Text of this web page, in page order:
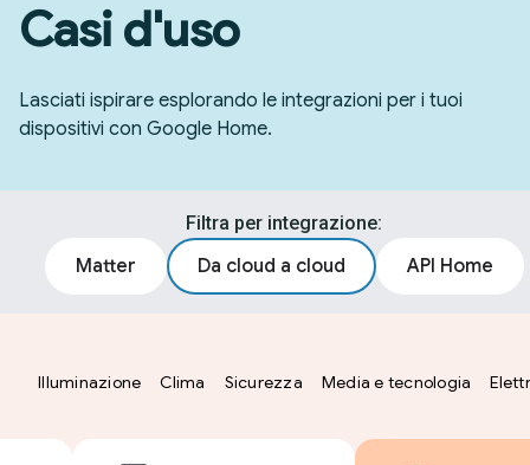
Casi d'uso
Lasciati ispirare esplorando le integrazioni per i tuoi
dispositivi con Google Home.